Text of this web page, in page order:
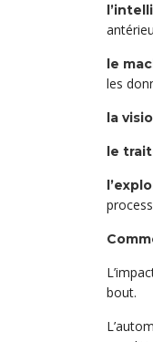
le
les
la
le
bout.